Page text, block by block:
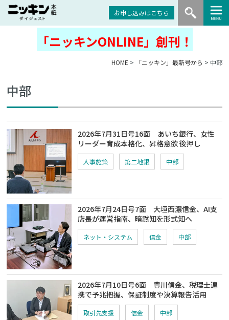
お申し込みはこちら
「ニッキンONLINE」創刊！
HOME > 「ニッキン」最新号から > 中部
中部
2026年7月31日号16面 あいち銀行、女性
リーダー育成本格化、昇格意欲 後押し
人事施策 第二地銀 中部
2026年7月24日号7面 大垣西濃信金、AI支
店長が運営指南、暗黙知を形式知へ
ネット・システム 信金 中部
2026年7月10日号6面 豊川信金、税理士連
携で予兆把握、保証制度や決算報告活用
取引先支援 信金 中部